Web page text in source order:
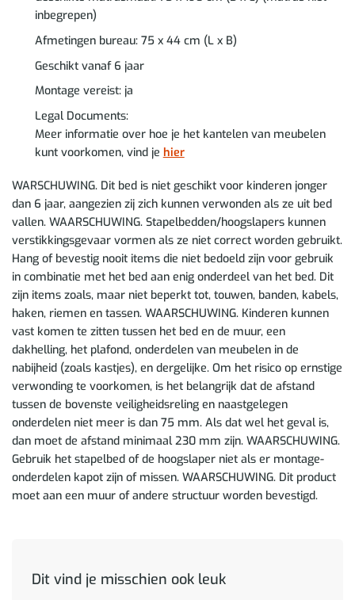
inbegrepen)
Afmetingen bureau: 75 x 44 cm (L x B)
Geschikt vanaf 6 jaar
Montage vereist: ja
Legal Documents:
Meer informatie over hoe je het kantelen van meubelen
kunt voorkomen, vind je hier
WARSCHUWING. Dit bed is niet geschikt voor kinderen jonger
dan 6 jaar, aangezien zij zich kunnen verwonden als ze uit bed
vallen. WAARSCHUWING. Stapelbedden/hoogslapers kunnen
verstikkingsgevaar vormen als ze niet correct worden gebruikt.
Hang of bevestig nooit items die niet bedoeld zijn voor gebruik
in combinatie met het bed aan enig onderdeel van het bed. Dit
zijn items zoals, maar niet beperkt tot, touwen, banden, kabels,
haken, riemen en tassen. WAARSCHUWING. Kinderen kunnen
vast komen te zitten tussen het bed en de muur, een
dakhelling, het plafond, onderdelen van meubelen in de
nabijheid (zoals kastjes), en dergelijke. Om het risico op ernstige
verwonding te voorkomen, is het belangrijk dat de afstand
tussen de bovenste veiligheidsreling en naastgelegen
onderdelen niet meer is dan 75 mm. Als dat wel het geval is,
dan moet de afstand minimaal 230 mm zijn. WAARSCHUWING.
Gebruik het stapelbed of de hoogslaper niet als er montage-
onderdelen kapot zijn of missen. WAARSCHUWING. Dit product
moet aan een muur of andere structuur worden bevestigd.
Dit vind je misschien ook leuk